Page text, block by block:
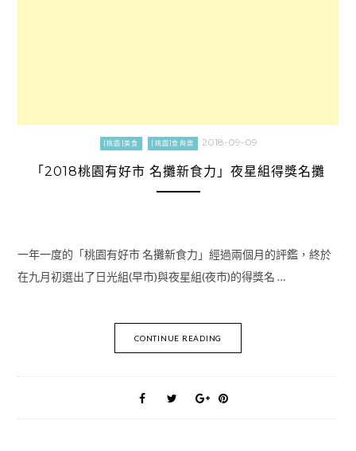
[桃園]美食 [桃園]食與樂 2018-09-09
「2018桃園有好市 名攤新食力」夜星組得獎名攤
一年一度的「桃園有好市 名攤新食力」經過兩個月的評鑑，終於
在九月初選出了日光組(早市)與夜星組(夜市)的得獎名 …
CONTINUE READING